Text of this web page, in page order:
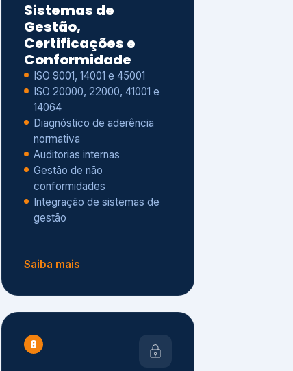
Sistemas de
Gestão,
Certificações e
Conformidade
ISO 9001, 14001 e 45001
ISO 20000, 22000, 41001 e
14064
Diagnóstico de aderência
normativa
Auditorias internas
Gestão de não
conformidades
Integração de sistemas de
gestão
Saiba mais
8